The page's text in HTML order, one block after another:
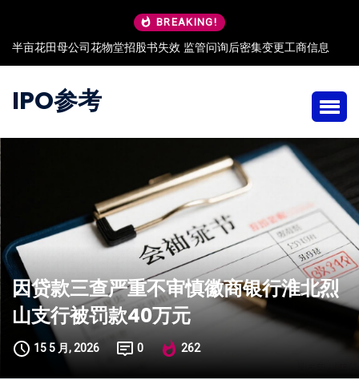
BREAKING!
半亩花田母公司花物堂招股书失效 监管问询后密集变更工商信息
IPO参考
因贷款三查严重不审慎徽商银行淮北烈
山支行被罚款40万元
15 5 月, 2026 0 262